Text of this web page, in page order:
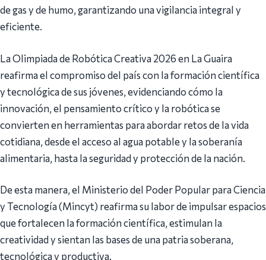
de gas y de humo, garantizando una vigilancia integral y
eficiente.
La Olimpiada de Robótica Creativa 2026 en La Guaira
reafirma el compromiso del país con la formación científica
y tecnológica de sus jóvenes, evidenciando cómo la
innovación, el pensamiento crítico y la robótica se
convierten en herramientas para abordar retos de la vida
cotidiana, desde el acceso al agua potable y la soberanía
alimentaria, hasta la seguridad y protección de la nación.
De esta manera, el Ministerio del Poder Popular para Ciencia
y Tecnología (Mincyt) reafirma su labor de impulsar espacios
que fortalecen la formación científica, estimulan la
creatividad y sientan las bases de una patria soberana,
tecnológica y productiva.